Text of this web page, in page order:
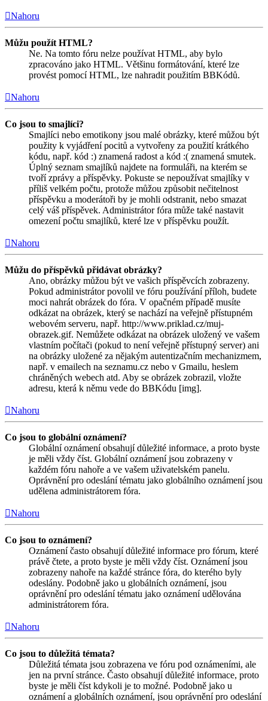
Nahoru
Můžu použít HTML?
Ne. Na tomto fóru nelze používat HTML, aby bylo
zpracováno jako HTML. Většinu formátování, které lze
provést pomocí HTML, lze nahradit použitím BBKódů.
Nahoru
Co jsou to smajlíci?
Smajlíci nebo emotikony jsou malé obrázky, které můžou být
použity k vyjádření pocitů a vytvořeny za použití krátkého
kódu, např. kód :) znamená radost a kód :( znamená smutek.
Úplný seznam smajlíků najdete na formuláři, na kterém se
tvoří zprávy a příspěvky. Pokuste se nepoužívat smajlíky v
příliš velkém počtu, protože můžou způsobit nečitelnost
příspěvku a moderátoři by je mohli odstranit, nebo smazat
celý váš příspěvek. Administrátor fóra může také nastavit
omezení počtu smajlíků, které lze v příspěvku použít.
Nahoru
Můžu do příspěvků přidávat obrázky?
Ano, obrázky můžou být ve vašich příspěvcích zobrazeny.
Pokud administrátor povolil ve fóru používání příloh, budete
moci nahrát obrázek do fóra. V opačném případě musíte
odkázat na obrázek, který se nachází na veřejně přístupném
webovém serveru, např. http://www.priklad.cz/muj-
obrazek.gif. Nemůžete odkázat na obrázek uložený ve vašem
vlastním počítači (pokud to není veřejně přístupný server) ani
na obrázky uložené za nějakým autentizačním mechanizmem,
např. v emailech na seznamu.cz nebo v Gmailu, heslem
chráněných webech atd. Aby se obrázek zobrazil, vložte
adresu, která k němu vede do BBKódu [img].
Nahoru
Co jsou to globální oznámení?
Globální oznámení obsahují důležité informace, a proto byste
je měli vždy číst. Globální oznámení jsou zobrazeny v
každém fóru nahoře a ve vašem uživatelském panelu.
Oprávnění pro odeslání tématu jako globálního oznámení jsou
udělena administrátorem fóra.
Nahoru
Co jsou to oznámení?
Oznámení často obsahují důležité informace pro fórum, které
právě čtete, a proto byste je měli vždy číst. Oznámení jsou
zobrazeny nahoře na každé stránce fóra, do kterého byly
odeslány. Podobně jako u globálních oznámení, jsou
oprávnění pro odeslání tématu jako oznámení udělována
administrátorem fóra.
Nahoru
Co jsou to důležitá témata?
Důležitá témata jsou zobrazena ve fóru pod oznámeními, ale
jen na první stránce. Často obsahují důležité informace, proto
byste je měli číst kdykoli je to možné. Podobně jako u
oznámení a globálních oznámení, jsou oprávnění pro odeslání